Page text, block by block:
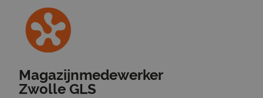
Ga terug naar vacatures
Magazijnmedewerker
Zwolle GLS